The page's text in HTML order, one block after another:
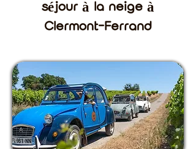
séjour à la neige à
Clermont-Ferrand